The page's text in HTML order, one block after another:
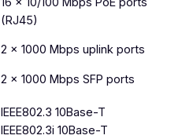
(RJ45)
2 × 1000 Mbps uplink ports
2 × 1000 Mbps SFP ports
IEEE802.3 10Base-T
IEEE802.3i 10Base-T